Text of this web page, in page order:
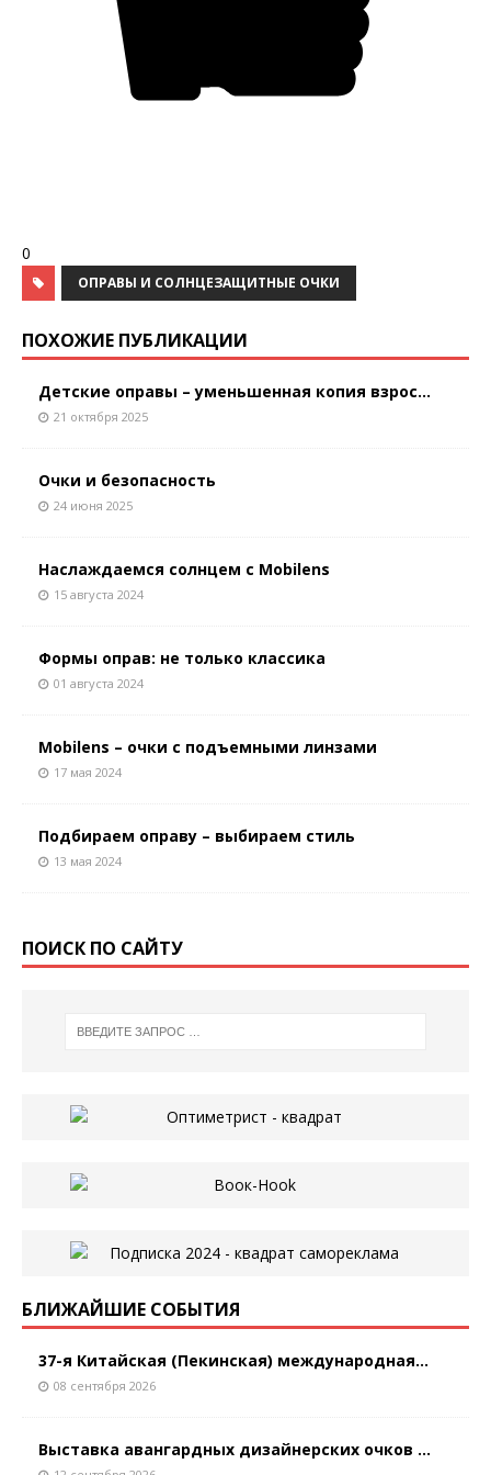
0
ОПРАВЫ И СОЛНЦЕЗАЩИТНЫЕ ОЧКИ
ПОХОЖИЕ ПУБЛИКАЦИИ
Детские оправы – уменьшенная копия взрос...
21 октября 2025
Очки и безопасность
24 июня 2025
Наслаждаемся солнцем с Mobilens
15 августа 2024
Формы оправ: не только классика
01 августа 2024
Mobilens – очки с подъемными линзами
17 мая 2024
Подбираем оправу – выбираем стиль
13 мая 2024
ПОИСК ПО САЙТУ
БЛИЖАЙШИЕ СОБЫТИЯ
37-я Китайская (Пекинская) международная...
08 сентября 2026
Выставка авангардных дизайнерских очков ...